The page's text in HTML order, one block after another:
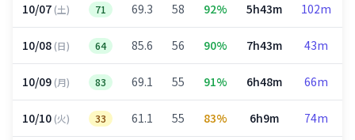
10/07(土) 71 69.3 58 92% 5h43m 102m
10/08(日) 64 85.6 56 90% 7h43m 43m
10/09(月) 83 69.1 55 91% 6h48m 66m
10/10(火) 33 61.1 55 83% 6h9m 74m